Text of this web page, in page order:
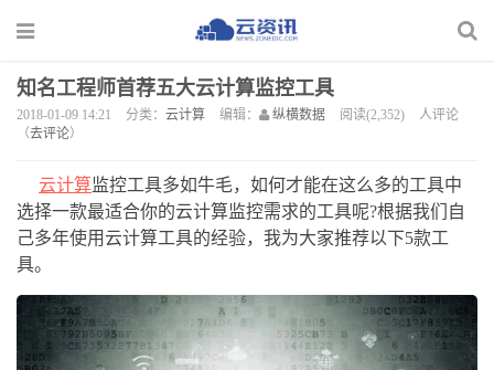
知名工程师首荐五大云计算监控工具
2018-01-09 14:21 分类： 云计算 编辑： 纵横数据 阅读(2,352)
人评论
（去评论）
云计算监控工具多如牛毛，如何才能在这么多的工具中
选择一款最适合你的云计算监控需求的工具呢?根据我们自
己多年使用云计算工具的经验，我为大家推荐以下5款工
具。